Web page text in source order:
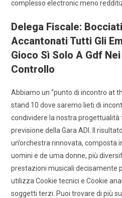
complesso electronic meno
Delega Fiscale:
Accantonati Tutti Gli
Gioco Sì Solo A Gdf
Controllo
Abbiamo un “punto di incontro at
stand 10 dove saremo lieti di
condividere la nostra
previsione della Gara ADI. Il
un’orchestra rinnovata, composta
uomini e de uma donne, più
prestazioni musicali decisamente
utilizza Cookie tecnici e Cookie
soggetti terzi. Puoi trovare di più